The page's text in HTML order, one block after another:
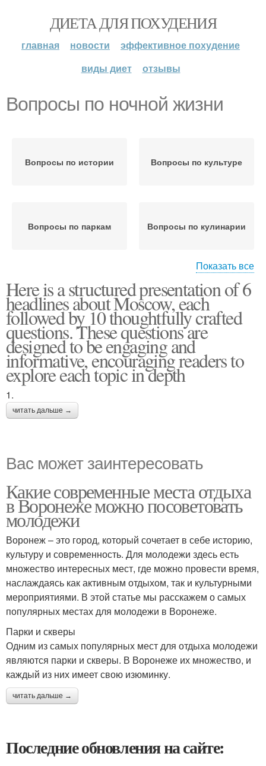
ДИЕТА ДЛЯ ПОХУДЕНИЯ
главная новости
эффективное похудение
виды диет
отзывы
Вопросы по ночной жизни
Вопросы по истории Вопросы по культуре
Вопросы по паркам Вопросы по кулинарии
Вопросы по шоппингу Ночная жизнь
Показать все
Here is a structured presentation of 6
headlines about Moscow, each
followed by 10 thoughtfully crafted
questions. These questions are
designed to be engaging and
informative, encouraging readers to
explore each topic in depth
1.
читать дальше →
Вас может заинтересовать
Какие современные места отдыха
в Воронеже можно посоветовать
молодежи
Воронеж – это город, который сочетает в себе историю,
культуру и современность. Для молодежи здесь есть
множество интересных мест, где можно провести время,
наслаждаясь как активным отдыхом, так и культурными
мероприятиями. В этой статье мы расскажем о самых
популярных местах для молодежи в Воронеже.
Парки и скверы
Одним из самых популярных мест для отдыха молодежи
являются парки и скверы. В Воронеже их множество, и
каждый из них имеет свою изюминку.
читать дальше →
Последние обновления на сайте: